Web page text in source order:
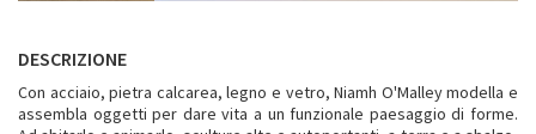
DESCRIZIONE
Con acciaio, pietra calcarea, legno e vetro, Niamh O'Malley modella e
assembla oggetti per dare vita a un funzionale paesaggio di forme.